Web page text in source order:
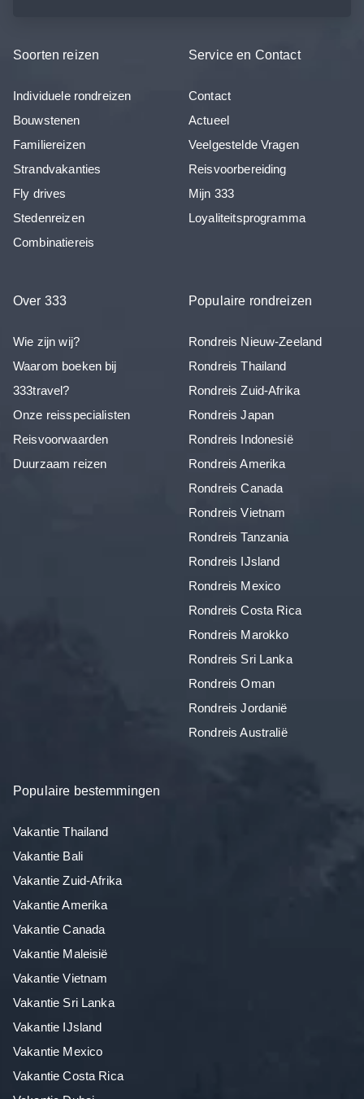
Soorten reizen
Individuele rondreizen
Bouwstenen
Familiereizen
Strandvakanties
Fly drives
Stedenreizen
Combinatiereis
Service en Contact
Contact
Actueel
Veelgestelde Vragen
Reisvoorbereiding
Mijn 333
Loyaliteitsprogramma
Over 333
Wie zijn wij?
Waarom boeken bij
333travel?
Onze reisspecialisten
Reisvoorwaarden
Duurzaam reizen
Populaire rondreizen
Rondreis Nieuw-Zeeland
Rondreis Thailand
Rondreis Zuid-Afrika
Rondreis Japan
Rondreis Indonesië
Rondreis Amerika
Rondreis Canada
Rondreis Vietnam
Rondreis Tanzania
Rondreis IJsland
Rondreis Mexico
Rondreis Costa Rica
Rondreis Marokko
Rondreis Sri Lanka
Rondreis Oman
Rondreis Jordanië
Rondreis Australië
Populaire bestemmingen
Vakantie Thailand
Vakantie Bali
Vakantie Zuid-Afrika
Vakantie Amerika
Vakantie Canada
Vakantie Maleisië
Vakantie Vietnam
Vakantie Sri Lanka
Vakantie IJsland
Vakantie Mexico
Vakantie Costa Rica